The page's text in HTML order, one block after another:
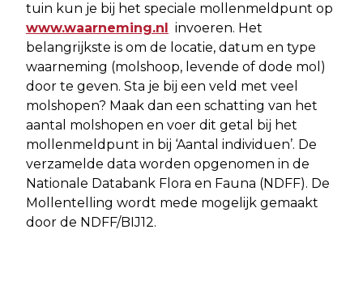
tuin kun je bij het speciale mollenmeldpunt op
www.waarneming.nl
invoeren. Het
belangrijkste is om de locatie, datum en type
waarneming (molshoop, levende of dode mol)
door te geven. Sta je bij een veld met veel
molshopen? Maak dan een schatting van het
aantal molshopen en voer dit getal bij het
mollenmeldpunt in bij ‘Aantal individuen’. De
verzamelde data worden opgenomen in de
Nationale Databank Flora en Fauna (NDFF). De
Mollentelling wordt mede mogelijk gemaakt
door de NDFF/BIJ12.